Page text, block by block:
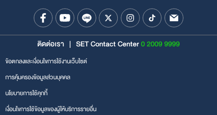
ติดต่อเรา | SET Contact Center0 2009 9999
ข้อตกลงและเงื่อนไขการใช้งานเว็บไซต์
การคุ้มครองข้อมูลส่วนบุคคล
นโยบายการใช้คุกกี้
เงื่อนไขการใช้ข้อมูลของผู้ให้บริการรายอื่น